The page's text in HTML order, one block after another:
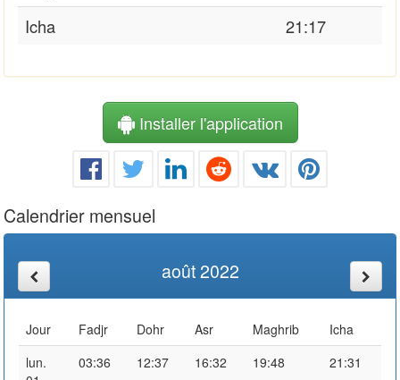
Icha
21:17
Installer l'application
Calendrier mensuel
août 2022
Jour Fadjr Dohr Asr Maghrib
Icha
lun.
03:36 12:37 16:32 19:48 21:31